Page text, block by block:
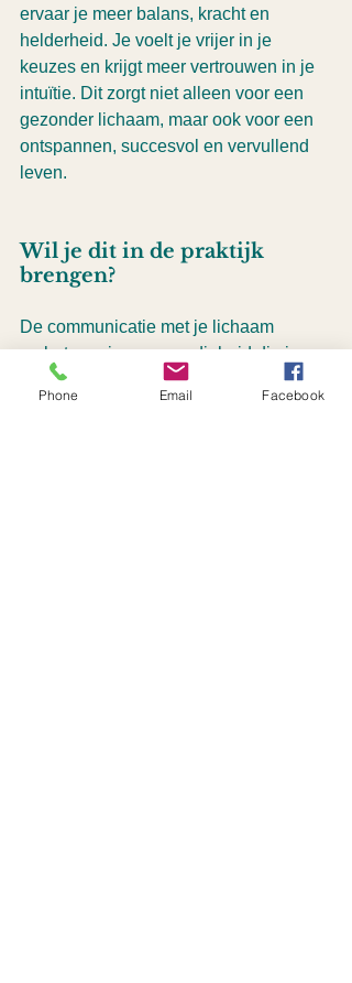
ervaar je meer balans, kracht en
helderheid. Je voelt je vrijer in je
keuzes en krijgt meer vertrouwen in je
intuïtie. Dit zorgt niet alleen voor een
gezonder lichaam, maar ook voor een
ontspannen, succesvol en vervullend
leven.
Wil je dit in de praktijk
brengen?
De communicatie met je lichaam
verbeteren is een vaardigheid die je
kunt ontwikkelen en leren inzetten vóór
je. In mijn trainingen leer je hoe je deze
Phone Email Facebook